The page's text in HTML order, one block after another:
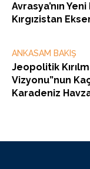
Avrasya’nın
Kırgızistan
ANKASAM BAKIŞ
Jeopolitik
Vizyonu”nun
Karadeniz